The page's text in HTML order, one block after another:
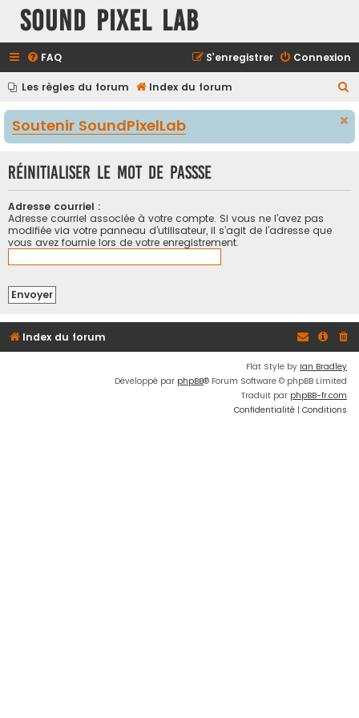
Sound Pixel Lab
FAQ Connexion
S’enregistrer
Les règles du forum Index du forum
e
r
Soutenir SoundPixelLab
Réinitialiser le mot de passse
Adresse courriel :
Adresse courriel associée à votre compte. Si vous ne l’avez pas
modifiée via votre panneau d’utilisateur, il s’agit de l’adresse que
vous avez fournie lors de votre enregistrement.
Index du forum
Flat Style by Ian Bradley
Développé par phpBB® Forum Software © phpBB Limited
Traduit par phpBB-fr.com
Confidentialité | Conditions